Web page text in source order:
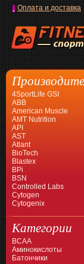
Оплата и доставка
4SportLife GSI
ABB
American Muscle
AMT Nutrition
API
AST
Atlant
BioTech
Blastex
BPi
BSN
Controlled Labs
Cytogen
Cytogenix
Категории
BCAA
Аминокислоты
Батончики